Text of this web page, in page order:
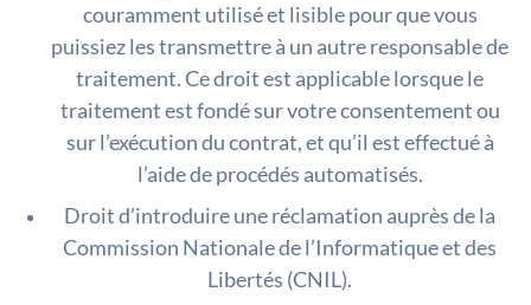
couramment utilisé et lisible pour que vous
puissiez les transmettre à un autre responsable de
traitement. Ce droit est applicable lorsque le
traitement est fondé sur votre consentement ou
sur l’exécution du contrat, et qu’il est effectué à
l’aide de procédés automatisés.
Droit d’introduire une réclamation auprès de la
Commission Nationale de l’Informatique et des
Libertés (CNIL).